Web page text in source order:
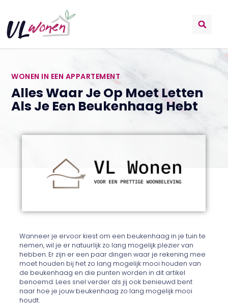
WONEN IN EEN APPARTEMENT
Alles Waar Je Op Moet Letten
Als Je Een Beukenhaag Hebt
Wanneer je ervoor kiest om een beukenhaag in je tuin te
nemen, wil je er natuurlijk zo lang mogelijk plezier van
hebben. Er zijn er een paar dingen waar je rekening mee
moet houden bij het zo lang mogelijk mooi houden van
de beukenhaag en die punten worden in dit artikel
benoemd. Lees snel verder als jij ook benieuwd bent
naar hoe je jouw beukenhaag zo lang mogelijk mooi
houdt.